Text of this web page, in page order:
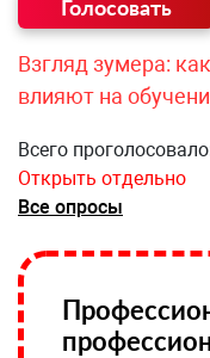
Взгляд зумера:
влияют на
Всего
Открыть отдельно
Все опросы